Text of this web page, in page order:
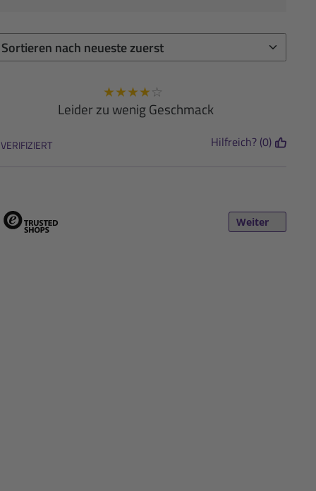
★★★★ ☆
Leider zu wenig Geschmack
Hilfreich? (0)
Weiter